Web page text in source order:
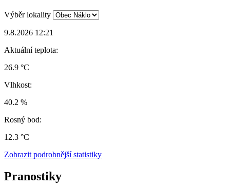
Výběr lokality
9.8.2026 12:21
Aktuální teplota:
26.9 °C
Vlhkost:
40.2 %
Rosný bod:
12.3 °C
Zobrazit podrobnější statistiky
Pranostiky